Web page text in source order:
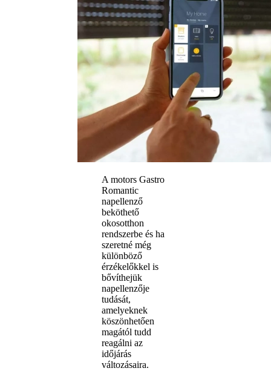
A motors Gastro
Romantic
napellenző
beköthető
okosotthon
rendszerbe és ha
szeretné még
különböző
érzékelőkkel is
bővíthejük
napellenzője
tudását,
amelyeknek
köszönhetően
magától tudd
reagálni az
időjárás
változásaira.